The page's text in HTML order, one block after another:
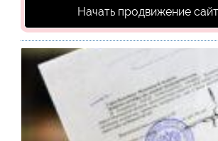
Начать продвижение